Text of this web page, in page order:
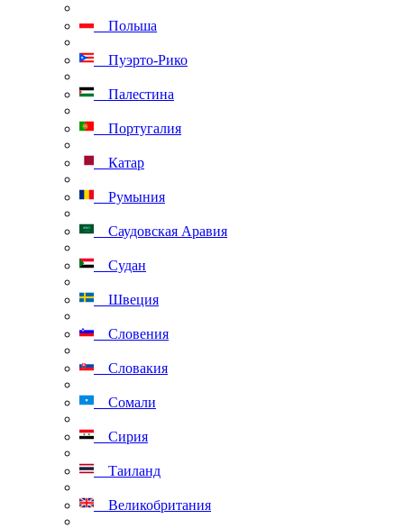
Польша
Пуэрто-Рико
Палестина
Португалия
Катар
Румыния
Саудовская Аравия
Судан
Швеция
Словения
Словакия
Сомали
Сирия
Таиланд
Великобритания